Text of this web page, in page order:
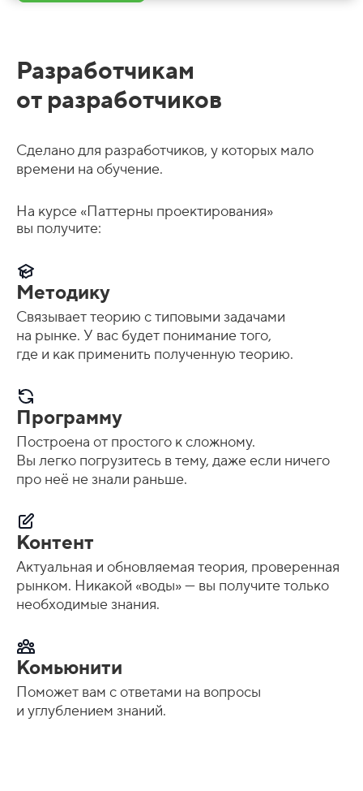
Разработчикам
от разработчиков
Сделано для разработчиков, у которых мало
времени на обучение.
На курсе «Паттерны проектирования»
вы получите:
Методику
Связывает теорию с типовыми задачами
на рынке. У вас будет понимание того,
где и как применить полученную теорию.
Программу
Построена от простого к сложному.
Вы легко погрузитесь в тему, даже если ничего
про неё не знали раньше.
Контент
Актуальная и обновляемая теория, проверенная
рынком. Никакой «воды» — вы получите только
необходимые знания.
Комьюнити
Поможет вам с ответами на вопросы
и углублением знаний.